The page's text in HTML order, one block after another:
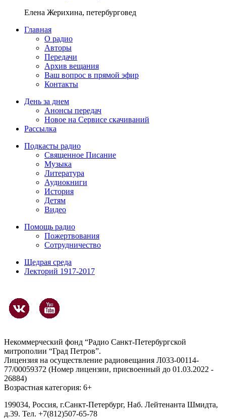
Елена Жерихина, петербурговед
Главная
О радио
Авторы
Передачи
Архив вещания
Ваш вопрос в прямой эфир
Контакты
День за днем
Анонсы передач
Новое на Сервисе скачиваний
Рассылка
Подкасты радио
Священное Писание
Музыка
Литература
Аудиокниги
История
Детям
Видео
Помощь радио
Пожертвования
Сотрудничество
Щедрая среда
Лекторий 1917-2017
Некоммерческий фонд “Радио Санкт-Петербургской
митрополии “Град Петров”.
Лицензия на осуществление радиовещания Л033-00114-
77/00059372 (Номер лицензии, присвоенный до 01.03.2022 -
26884)
Возрастная категория: 6+
199034, Россия, г.Санкт-Петербург, Наб. Лейтенанта Шмидта,
д.39. Тел. +7(812)507-65-78